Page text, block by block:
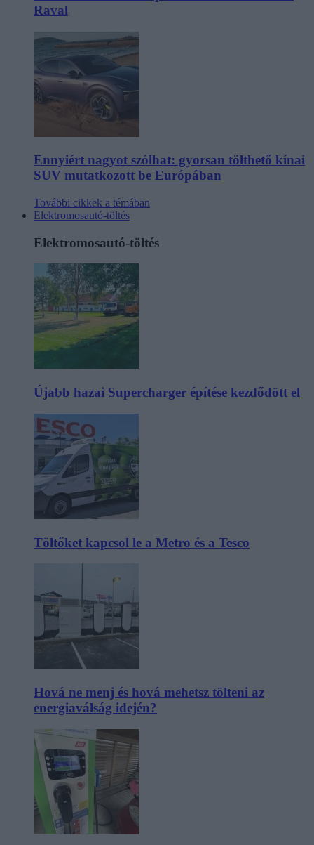
Raval
Ennyiért nagyot szólhat: gyorsan tölthető kínai
SUV mutatkozott be Európában
További cikkek a témában
Elektromosautó-töltés
Elektromosautó-töltés
Újabb hazai Supercharger építése kezdődött el
Töltőket kapcsol le a Metro és a Tesco
Hová ne menj és hová mehetsz tölteni az
energiaválság idején?